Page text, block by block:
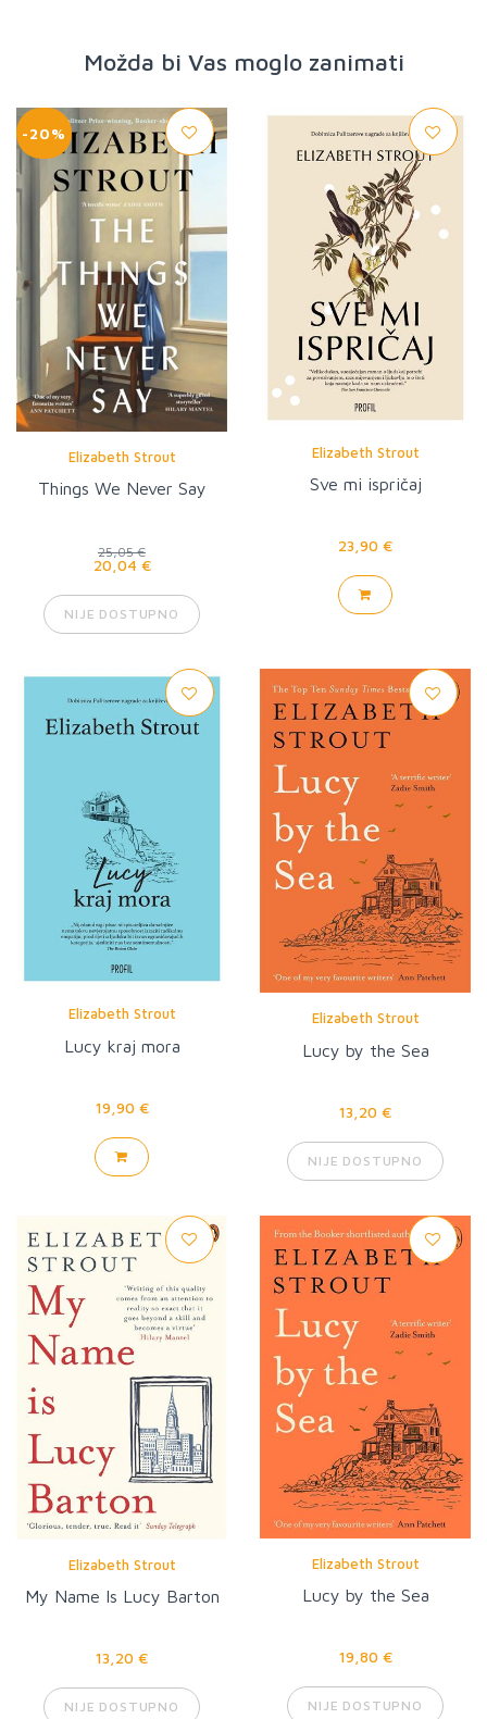
Možda bi Vas moglo zanimati
-20%
Elizabeth Strout
Things We Never Say
25,05 €
20,04 €
NIJE DOSTUPNO
Elizabeth Strout
Sve mi ispričaj
23,90 €
Elizabeth Strout
Lucy kraj mora
19,90 €
Elizabeth Strout
Lucy by the Sea
13,20 €
NIJE DOSTUPNO
Elizabeth Strout
My Name Is Lucy Barton
13,20 €
NIJE DOSTUPNO
Elizabeth Strout
Lucy by the Sea
19,80 €
NIJE DOSTUPNO